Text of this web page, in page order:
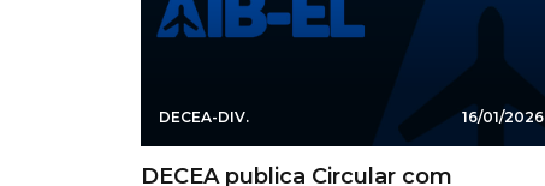
DECEA-DIV. 16/01/2026
DECEA publica Circular com